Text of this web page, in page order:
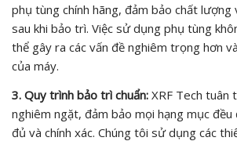
phụ tùng chính hãng, đảm bảo chất lượng
sau khi bảo trì. Việc sử dụng phụ tùng
thể gây ra các vấn đề nghiêm trọng hơn
của máy.
3. Quy trình bảo trì chuẩn: XRF Tech tuân
nghiêm ngặt, đảm bảo mọi hạng mục
đủ và chính xác. Chúng tôi sử dụng các